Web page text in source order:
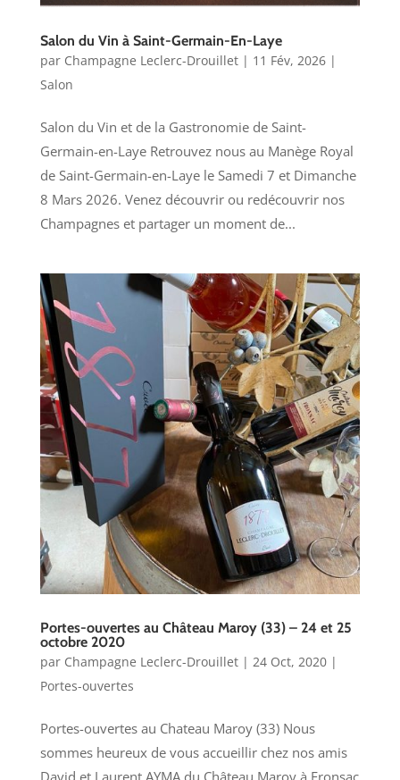
Salon du Vin à Saint-Germain-En-Laye
par Champagne Leclerc-Drouillet| 11 Fév, 2026|
Salon
Salon du Vin et de la Gastronomie de Saint-
Germain-en-Laye Retrouvez nous au Manège Royal
de Saint-Germain-en-Laye le Samedi 7 et Dimanche
8 Mars 2026. Venez découvrir ou redécouvrir nos
Champagnes et partager un moment de...
Portes-ouvertes au Château Maroy (33) – 24 et 25
octobre 2020
par Champagne Leclerc-Drouillet| 24 Oct, 2020|
Portes-ouvertes
Portes-ouvertes au Chateau Maroy (33) Nous
sommes heureux de vous accueillir chez nos amis
David et Laurent AYMA du Château Maroy à Fronsac